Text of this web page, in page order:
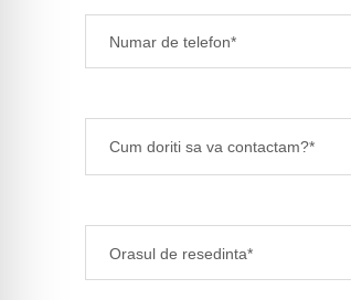
Cum doriti sa va contactam?*